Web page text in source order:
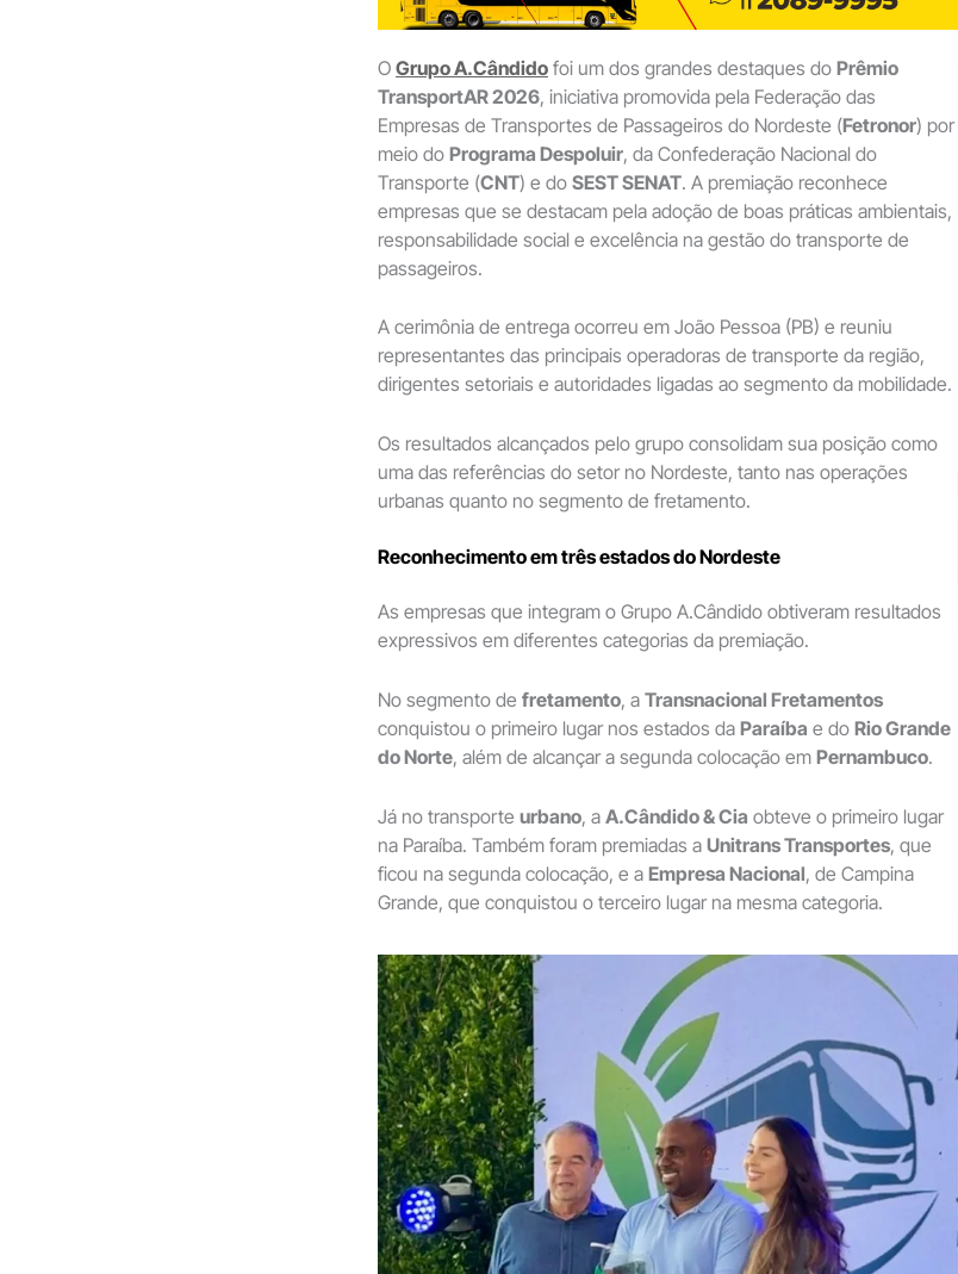
O Grupo A.Cândido foi um dos grandes destaques do Prêmio
TransportAR 2026, iniciativa promovida pela Federação das
Empresas de Transportes de Passageiros do Nordeste (Fetronor) por
meio do Programa Despoluir, da Confederação Nacional do
Transporte (CNT) e do SEST SENAT. A premiação reconhece
empresas que se destacam pela adoção de boas práticas ambientais,
responsabilidade social e excelência na gestão do transporte de
passageiros.
A cerimônia de entrega ocorreu em João Pessoa (PB) e reuniu
representantes das principais operadoras de transporte da região,
dirigentes setoriais e autoridades ligadas ao segmento da mobilidade.
Os resultados alcançados pelo grupo consolidam sua posição como
uma das referências do setor no Nordeste, tanto nas operações
urbanas quanto no segmento de fretamento.
Reconhecimento em três estados do Nordeste
As empresas que integram o Grupo A.Cândido obtiveram resultados
expressivos em diferentes categorias da premiação.
No segmento de fretamento, a Transnacional Fretamentos
conquistou o primeiro lugar nos estados da Paraíba e do Rio Grande
do Norte, além de alcançar a segunda colocação em Pernambuco.
Já no transporte urbano, a A.Cândido & Cia obteve o primeiro lugar
na Paraíba. Também foram premiadas a Unitrans Transportes, que
ficou na segunda colocação, e a Empresa Nacional, de Campina
Grande, que conquistou o terceiro lugar na mesma categoria.